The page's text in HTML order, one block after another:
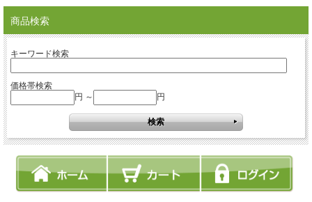
商品検索
キーワード検索
価格帯検索
円 ～
円